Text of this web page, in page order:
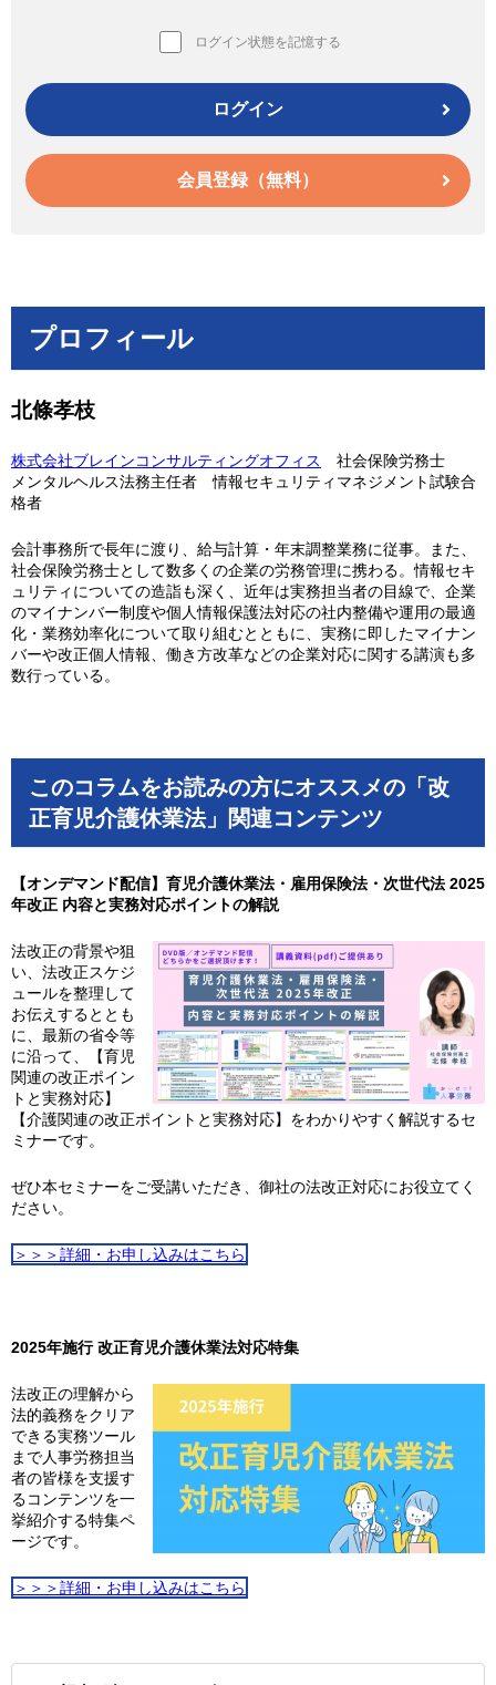
ログイン状態を記憶する
ログイン
会員登録（無料）
プロフィール
北條孝枝
株式会社ブレインコンサルティングオフィス
社会保険労務士
メンタルヘルス法務主任者 情報セキュリティマネジメント試験合
格者
会計事務所で長年に渡り、給与計算・年末調整業務に従事。また、
社会保険労務士として数多くの企業の労務管理に携わる。情報セキ
ュリティについての造詣も深く、近年は実務担当者の目線で、企業
のマイナンバー制度や個人情報保護法対応の社内整備や運用の最適
化・業務効率化について取り組むとともに、実務に即したマイナン
バーや改正個人情報、働き方改革などの企業対応に関する講演も多
数行っている。
このコラムをお読みの方にオススメの「改
正育児介護休業法」関連コンテンツ
【オンデマンド配信】育児介護休業法・雇用保険法・次世代法 2025
年改正 内容と実務対応ポイントの解説
法改正の背景や狙
い、法改正スケジ
ュールを整理して
お伝えするととも
に、最新の省令等
に沿って、【育児
関連の改正ポイン
トと実務対応】
【介護関連の改正ポイントと実務対応】をわかりやすく解説するセ
ミナーです。
ぜひ本セミナーをご受講いただき、御社の法改正対応にお役立てく
ださい。
＞＞＞詳細・お申し込みはこちら
2025年施行 改正育児介護休業法対応特集
法改正の理解から
法的義務をクリア
できる実務ツール
まで人事労務担当
者の皆様を支援す
るコンテンツを一
挙紹介する特集ペ
ージです。
＞＞＞詳細・お申し込みはこちら